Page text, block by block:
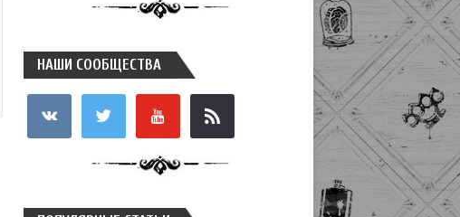
НАШИ СООБЩЕСТВА